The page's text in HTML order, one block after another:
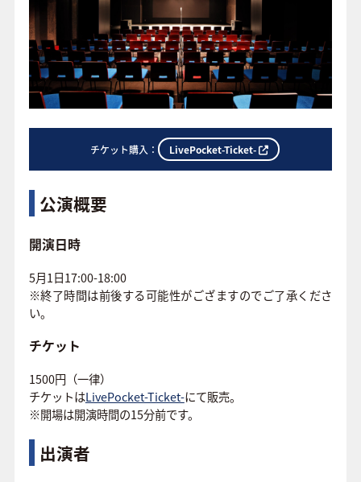
チケット購入： LivePocket-Ticket-
公演概要
開演日時
5月1日17:00-18:00
※終了時間は前後する可能性がござますのでご了承くださ
い。
チケット
1500円（一律）
チケットはLivePocket-Ticket-にて販売。
※開場は開演時間の15分前です。
出演者